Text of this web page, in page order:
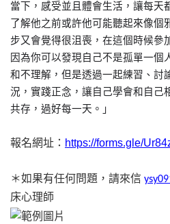
當下，感受並且體會生活，讓每天
了解他之前或許他可能聽起來像個
步又會覺得很沮喪，在這個時候參
因為你可以發現自己不是孤單一個
和不理解，但是透過一起練習、討
況，實踐正念，讓自己學會和自己
共存，過好每一天。」
報名網址： https://forms.gle/
＊如果有任何問題，請來信
床心理師